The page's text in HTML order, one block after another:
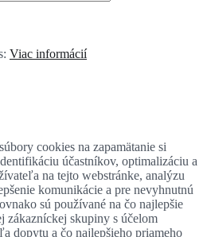
Viac informácií
cookies na zapamätanie si
účastníkov, optimalizáciu a
na tejto webstránke, analýzu
komunikácie a pre nevyhnutnú
sú používané na čo najlepšie
zákazníckej skupiny s účelom
dopytu a čo najlepšieho priameho